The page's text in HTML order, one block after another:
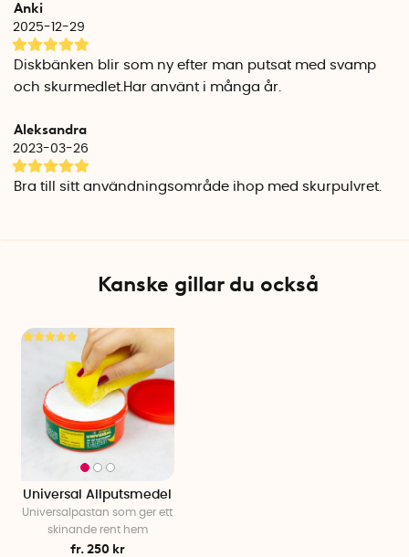
Anki
2025-12-29
Diskbänken blir som ny efter man putsat med svamp
och skurmedlet.Har använt i många år.
Aleksandra
2023-03-26
Bra till sitt användningsområde ihop med skurpulvret.
Kanske gillar du också
Universal Allputsmedel
Universalpastan som ger ett
skinande rent hem
fr. 250 kr